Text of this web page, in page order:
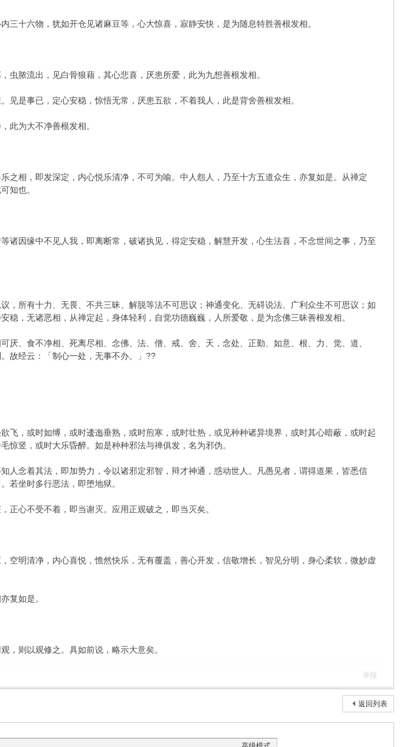
十六物，犹如开仓见诸麻豆等，心大惊喜，寂静安快，是为随息特胜善根发相。
脓流出，见白骨狼藉，其心悲喜，厌患所爱，此为九想善根发相。
是事已，定心安稳，惊悟无常，厌患五欲，不着我人，此是背舍善根发相。
此为大不净善根发相。
之相，即发深定，内心悦乐清净，不可为喻。中人怨人，乃至十方五道众生，亦复如是。从禅定
知也。
诸因缘中不见人我，即离断常，破诸执见，得定安稳，解慧开发，心生法喜，不念世间之事，乃至
，所有十力、无畏、不共三昧、解脱等法不可思议；神通变化、无碍说法、广利众生不可思议；如
，无诸恶相，从禅定起，身体轻利，自觉功德巍巍，人所爱敬，是为念佛三昧善根发相。
、食不净相、死离尽相、念佛、法、僧、戒、舍、天，念处、正勤、如意、根、力、觉、道、
故经云：「制心一处，无事不办。」??
飞，或时如缚，或时逶迤垂熟，或时煎寒，或时壮热，或见种种诸异境界，或时其心暗蔽，或时起
惊竖，或时大乐昏醉。如是种种邪法与禅俱发，名为邪伪。
人念着其法，即加势力，令以诸邪定邪智，辩才神通，惑动世人。凡愚见者，谓得道果，皆悉信
若坐时多行恶法，即堕地狱。
正心不受不着，即当谢灭。应用正观破之，即当灭矣。
空明清净，内心喜悦，憺然快乐，无有覆盖，善心开发，信敬增长，智见分明，身心柔软，微妙虚
复如是。
，则以观修之。具如前说，略示大意矣。
举报
返回列表